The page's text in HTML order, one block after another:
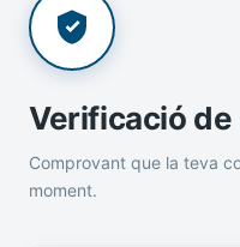
Verificació
Comprovant que la teva
moment.